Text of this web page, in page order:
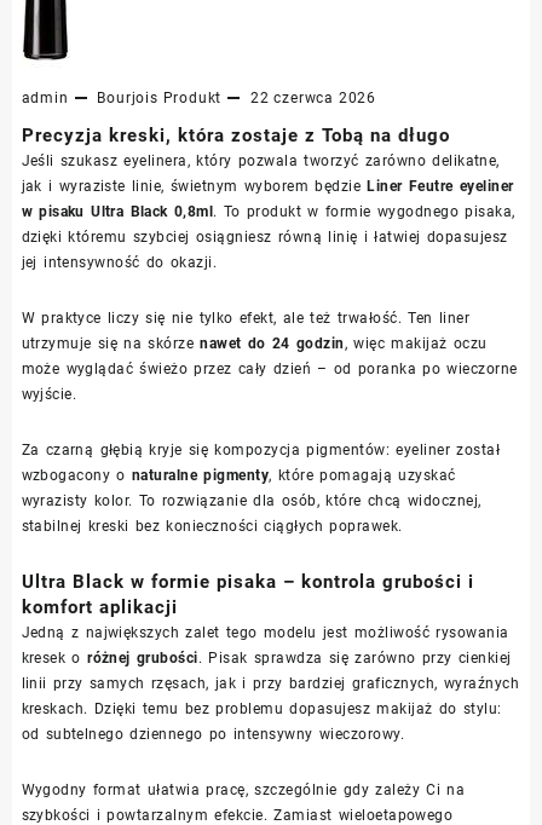
admin Bourjois Produkt 22 czerwca 2026
Precyzja kreski, która zostaje z Tobą na długo
Jeśli szukasz eyelinera, który pozwala tworzyć zarówno delikatne,
jak i wyraziste linie, świetnym wyborem będzieLiner Feutre eyeliner
w pisaku Ultra Black 0,8ml. To produkt w formie wygodnego pisaka,
dzięki któremu szybciej osiągniesz równą linię i łatwiej dopasujesz
jej intensywność do okazji.
W praktyce liczy się nie tylko efekt, ale też trwałość. Ten liner
utrzymuje się na skórzenawet do 24 godzin , więc makijaż oczu
może wyglądać świeżo przez cały dzień – od poranka po wieczorne
wyjście.
Za czarną głębią kryje się kompozycja pigmentów: eyeliner został
wzbogacony o naturalne pigmenty, które pomagają uzyskać
wyrazisty kolor. To rozwiązanie dla osób, które chcą widocznej,
stabilnej kreski bez konieczności ciągłych poprawek.
Ultra Black w formie pisaka – kontrola grubości i
komfort aplikacji
Jedną z największych zalet tego modelu jest możliwość rysowania
kresek oróżnej grubości. Pisak sprawdza się zarówno przy cienkiej
linii przy samych rzęsach, jak i przy bardziej graficznych, wyraźnych
kreskach. Dzięki temu bez problemu dopasujesz makijaż do stylu:
od subtelnego dziennego po intensywny wieczorowy.
Wygodny format ułatwia pracę, szczególnie gdy zależy Ci na
szybkości i powtarzalnym efekcie. Zamiast wieloetapowego